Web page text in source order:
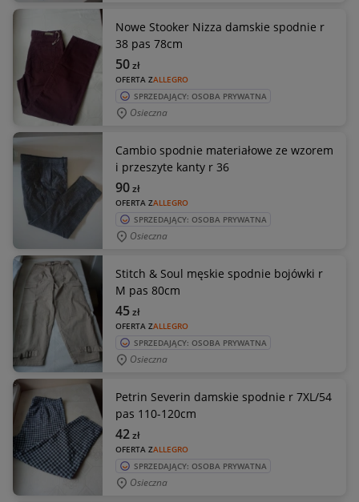
Nowe Stooker Nizza damskie spodnie r
38 pas 78cm
OFERTA ZALLEGRO
50zł
SPRZEDAJĄCY: OSOBA PRYWATNA
Osieczna
Cambio spodnie materiałowe ze wzorem
i przeszyte kanty r 36
OFERTA ZALLEGRO
90zł
SPRZEDAJĄCY: OSOBA PRYWATNA
Osieczna
Stitch & Soul męskie spodnie bojówki r
M pas 80cm
OFERTA ZALLEGRO
45zł
SPRZEDAJĄCY: OSOBA PRYWATNA
Osieczna
Petrin Severin damskie spodnie r 7XL/54
pas 110-120cm
OFERTA ZALLEGRO
42zł
SPRZEDAJĄCY: OSOBA PRYWATNA
Osieczna